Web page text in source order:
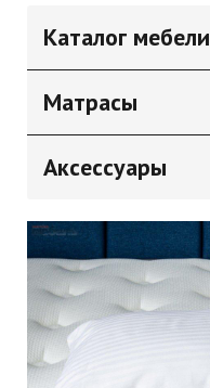
Каталог мебели
Матрасы
Аксессуары